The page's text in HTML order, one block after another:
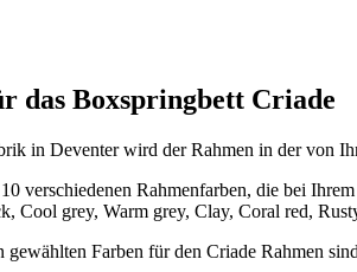
das Boxspringbett Criade
in Deventer wird der Rahmen in der von
verschiedenen Rahmenfarben, die bei
Cool grey, Warm grey, Clay, Coral red,
gewählten Farben für den Criade Rahmen